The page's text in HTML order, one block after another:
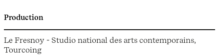
Production
Le Fresnoy - Studio national des arts contemporains,
Tourcoing